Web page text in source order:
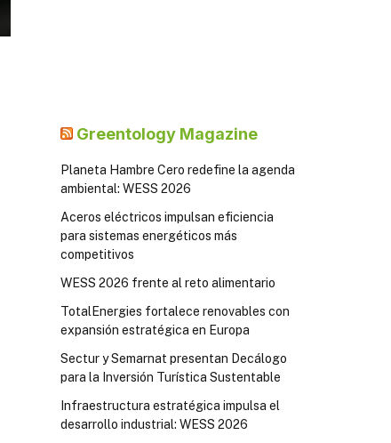
Greentology Magazine
Planeta Hambre Cero redefine la agenda
ambiental: WESS 2026
Aceros eléctricos impulsan eficiencia
para sistemas energéticos más
competitivos
WESS 2026 frente al reto alimentario
TotalEnergies fortalece renovables con
expansión estratégica en Europa
Sectur y Semarnat presentan Decálogo
para la Inversión Turística Sustentable
Infraestructura estratégica impulsa el
desarrollo industrial: WESS 2026